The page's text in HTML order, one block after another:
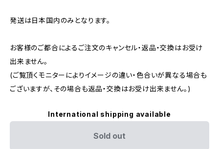
発送は日本国内のみとなります。
お客様のご都合によるご注文のキャンセル・返品・交換はお受け
出来ません。
(ご覧頂くモニターによりイメージの違い・色合いが異なる場合も
ございますが、その場合も返品・交換はお受け出来ません。)
International shipping available
Sold out